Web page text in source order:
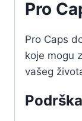
Pro
Pro Caps
koje mogu
vašeg